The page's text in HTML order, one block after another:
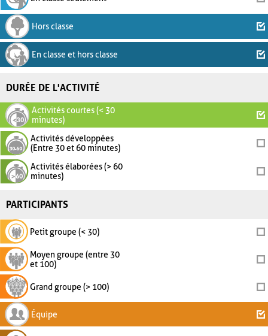
Hors classe
En classe et hors classe
DURÉE DE L'ACTIVITÉ
Activités courtes (< 30
minutes)
Activités développées
(Entre 30 et 60 minutes)
Activités élaborées (> 60
minutes)
PARTICIPANTS
Petit groupe (< 30)
Moyen groupe (entre 30
et 100)
Grand groupe (> 100)
Équipe